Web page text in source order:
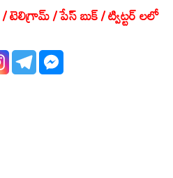
/ పేస్ బుక్ / ట్విట్టర్ లలో